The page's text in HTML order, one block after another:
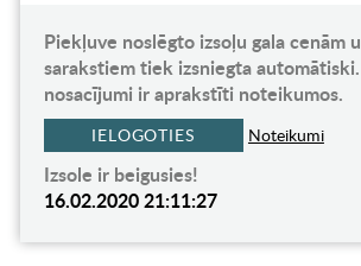
Piekļuve noslēgto izsoļu gala cenām
sarakstiem tiek izsniegta
nosacījumi ir aprakstīti noteikumos.
IELOGOTIES Noteikumi
Izsole ir beigusies!
16.02.2020 21:11:27